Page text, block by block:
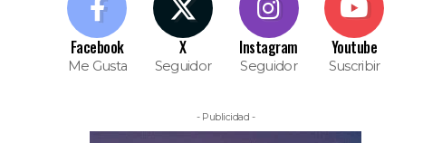
Facebook
Me Gusta
X
Seguidor
Instagram
Seguidor
Youtube
Suscribir
- Publicidad -